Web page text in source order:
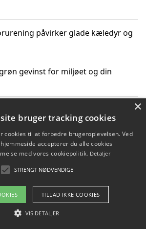
påvirker glade kæledyr og
gevinst for miljøet og din
med rist kan hjælpe med at reducere
et troværdigt online casino: Din
sjov underholdning
2026 - Pilanto Aps
×
bruger tracking cookies
cookies til at forbedre brugeroplevelsen. Ved
accepterer du alle cookies i
med vores cookiepolitik. Detaljer
STRENGT NØDVENDIGE
TILLAD IKKE COOKIES
VIS DETALJER